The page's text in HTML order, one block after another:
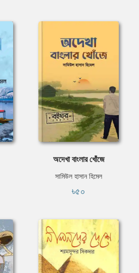
অদেখা বাংলার খোঁজে
সামিউল হাসান হিমেল
৳৫০